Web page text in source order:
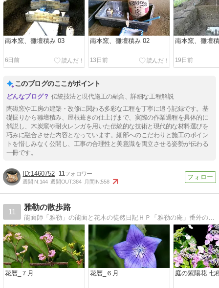
南本窯、雛壇積み 03
6日前
南本窯、雛壇積み 02
13日前
南本窯、雛壇
19日前
このブログのここがポイント
伝統技法と現代施工の融合、詳細な工程解説
陶磁窯や工房の建築・改修に関わる多彩な工程を丁寧に追う記録です。基
礎掘りから雛壇積み、屋根葺きの仕上げまで、実際の作業過程を具体的に
解説し、木炭窯や耐火レンガを用いた伝統的な技術と現代的な材料選びを
巧みに融合させた内容となっています。細部へのこだわりと施工のポイン
トを惜しみなく公開し、工事の合理性と美意識を両立させる姿勢が伝わる
一冊です。
1460752 11
週間IN:144 週間OUT:384 月間IN:558
11
雅勒の散歩路
能面師「雅勒」の能面と花木の徒然日記ＨＰ「雅勒の庵」番外の能楽・能狂言面及び自然の営み等を綴った日記
花暦_７月 花暦_６月 庭の紫陽花 七